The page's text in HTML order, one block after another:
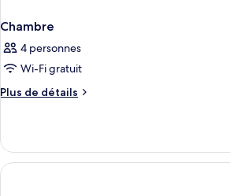
Chambre
4 personnes
Wi-Fi gratuit
Plus de détails
Plus
Chambre